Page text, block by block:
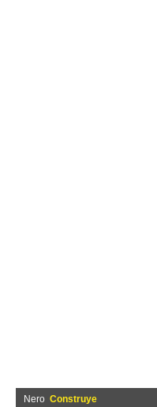
Nero Construye